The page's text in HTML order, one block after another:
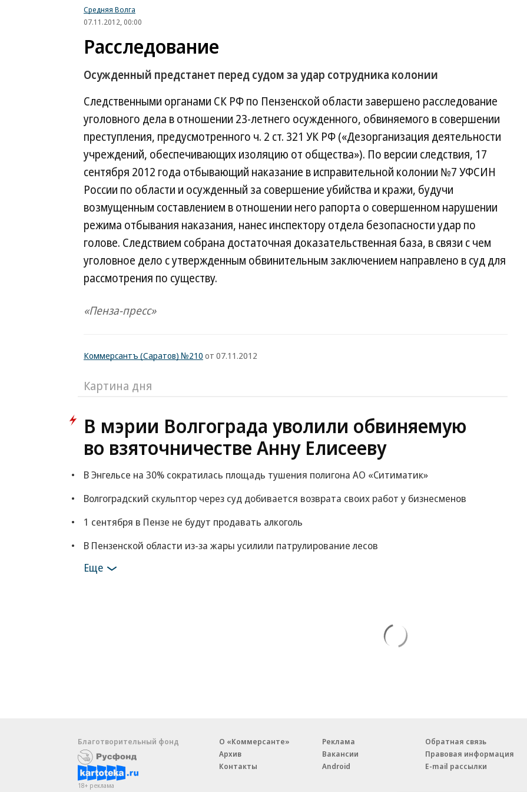
Средняя Волга
07.11.2012, 00:00
Расследование
Осужденный предстанет перед судом за удар сотрудника колонии
Следственными органами СК РФ по Пензенской области завершено расследование
уголовного дела в отношении 23-летнего осужденного, обвиняемого в совершении
преступления, предусмотренного ч. 2 ст. 321 УК РФ («Дезорганизация деятельности
учреждений, обеспечивающих изоляцию от общества»). По версии следствия, 17
сентября 2012 года отбывающий наказание в исправительной колонии №7 УФСИН
России по области и осужденный за совершение убийства и кражи, будучи
возмущенным составлением в отношении него рапорта о совершенном нарушении
режима отбывания наказания, нанес инспектору отдела безопасности удар по
голове. Следствием собрана достаточная доказательственная база, в связи с чем
уголовное дело с утвержденным обвинительным заключением направлено в суд для
рассмотрения по существу.
«Пенза-пресс»
Коммерсантъ (Саратов) №210 от 07.11.2012
Картина дня
В мэрии Волгограда уволили обвиняемую
во взяточничестве Анну Елисееву
В Энгельсе на 30% сократилась площадь тушения полигона АО «Ситиматик»
Волгоградский скульптор через суд добивается возврата своих работ у бизнесменов
1 сентября в Пензе не будут продавать алкоголь
В Пензенской области из-за жары усилили патрулирование лесов
Еще
Благотворительный фонд
18+ реклама
О «Коммерсанте»
Архив
Контакты
Реклама
Вакансии
Android
Обратная связь
Правовая информация
E-mail рассылки